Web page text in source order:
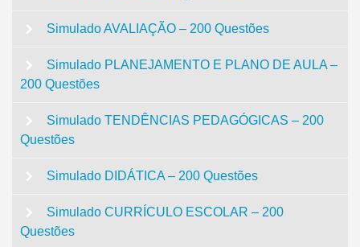
Simulado AVALIAÇÃO – 200 Questões
Simulado PLANEJAMENTO E PLANO DE AULA –
200 Questões
Simulado TENDÊNCIAS PEDAGÓGICAS – 200
Questões
Simulado DIDÁTICA – 200 Questões
Simulado CURRÍCULO ESCOLAR – 200
Questões